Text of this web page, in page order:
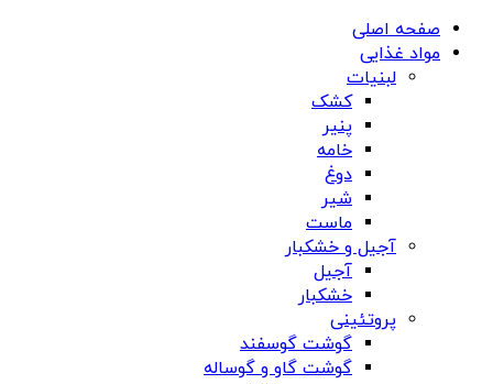
صفحه اصلی
مواد غذایی
لبنیات
کشک
پنیر
خامه
دوغ
شیر
ماست
آجیل و خشکبار
آجیل
خشکبار
پروتئینی
گوشت گوسفند
گوشت گاو و گوساله